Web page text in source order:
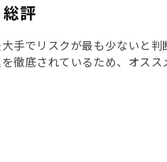
総評
手でリスクが最も少ないと
徹底されているため、オスス